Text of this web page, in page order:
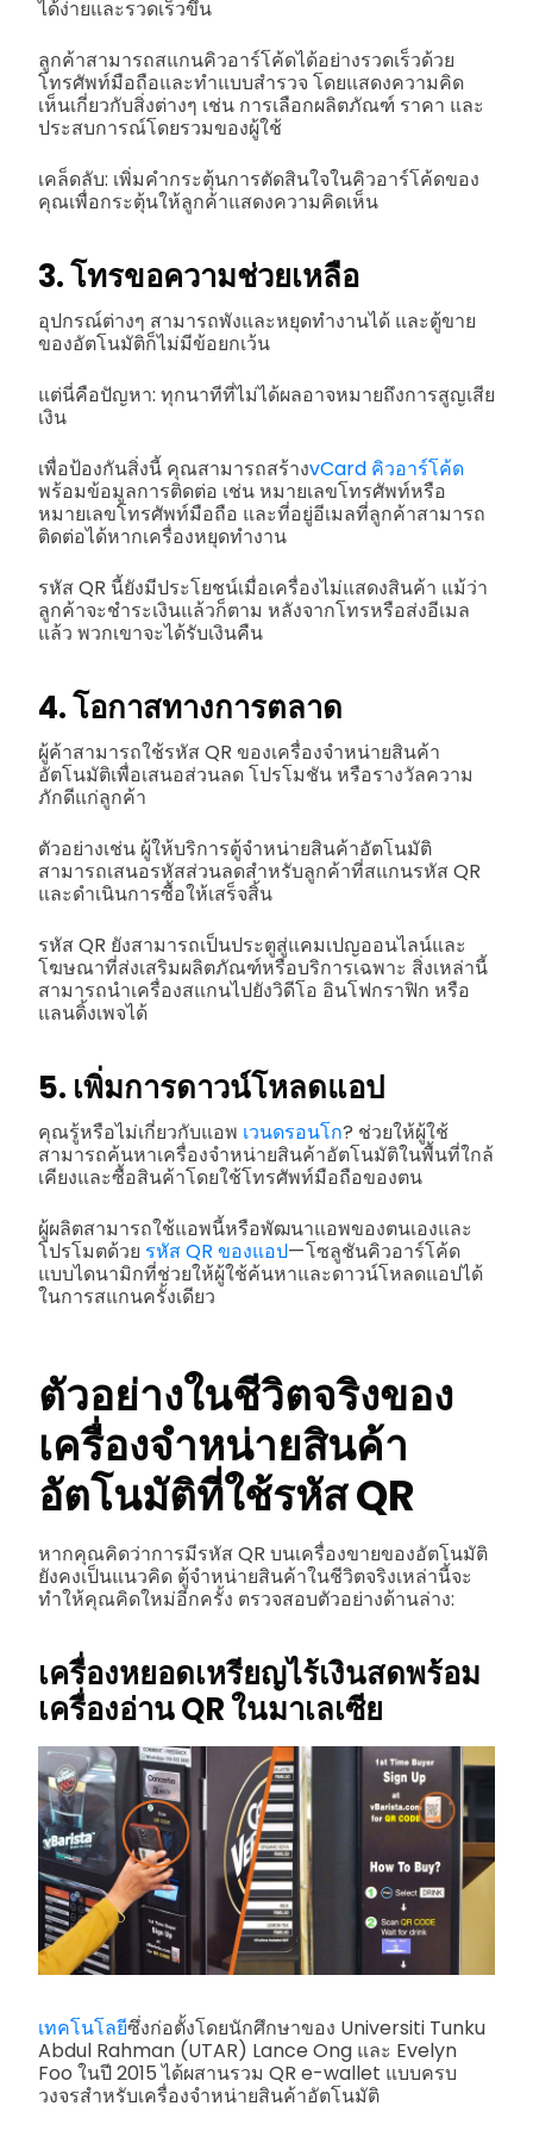
ได้ง่ายและรวดเร็วขึ้น
ลูกค้าสามารถสแกนคิวอาร์โค้ดได้อย่างรวดเร็วด้วย
โทรศัพท์มือถือและทำแบบสำรวจ โดยแสดงความคิด
เห็นเกี่ยวกับสิ่งต่างๆ เช่น การเลือกผลิตภัณฑ์ ราคา และ
ประสบการณ์โดยรวมของผู้ใช้
เคล็ดลับ: เพิ่มคำกระตุ้นการตัดสินใจในคิวอาร์โค้ดของ
คุณเพื่อกระตุ้นให้ลูกค้าแสดงความคิดเห็น
3. โทรขอความช่วยเหลือ
อุปกรณ์ต่างๆ สามารถพังและหยุดทำงานได้ และตู้ขาย
ของอัตโนมัติก็ไม่มีข้อยกเว้น
แต่นี่คือปัญหา: ทุกนาทีที่ไม่ได้ผลอาจหมายถึงการสูญเสีย
เงิน
เพื่อป้องกันสิ่งนี้ คุณสามารถสร้างvCard คิวอาร์โค้ด
พร้อมข้อมูลการติดต่อ เช่น หมายเลขโทรศัพท์หรือ
หมายเลขโทรศัพท์มือถือ และที่อยู่อีเมลที่ลูกค้าสามารถ
ติดต่อได้หากเครื่องหยุดทำงาน
รหัส QR นี้ยังมีประโยชน์เมื่อเครื่องไม่แสดงสินค้า แม้ว่า
ลูกค้าจะชำระเงินแล้วก็ตาม หลังจากโทรหรือส่งอีเมล
แล้ว พวกเขาจะได้รับเงินคืน
4. โอกาสทางการตลาด
ผู้ค้าสามารถใช้รหัส QR ของเครื่องจำหน่ายสินค้า
อัตโนมัติเพื่อเสนอส่วนลด โปรโมชัน หรือรางวัลความ
ภักดีแก่ลูกค้า
ตัวอย่างเช่น ผู้ให้บริการตู้จำหน่ายสินค้าอัตโนมัติ
สามารถเสนอรหัสส่วนลดสำหรับลูกค้าที่สแกนรหัส QR
และดำเนินการซื้อให้เสร็จสิ้น
รหัส QR ยังสามารถเป็นประตูสู่แคมเปญออนไลน์และ
โฆษณาที่ส่งเสริมผลิตภัณฑ์หรือบริการเฉพาะ สิ่งเหล่านี้
สามารถนำเครื่องสแกนไปยังวิดีโอ อินโฟกราฟิก หรือ
แลนดิ้งเพจได้
5. เพิ่มการดาวน์โหลดแอป
คุณรู้หรือไม่เกี่ยวกับแอพ เวนดรอนโก? ช่วยให้ผู้ใช้
สามารถค้นหาเครื่องจำหน่ายสินค้าอัตโนมัติในพื้นที่ใกล้
เคียงและซื้อสินค้าโดยใช้โทรศัพท์มือถือของตน
ผู้ผลิตสามารถใช้แอพนี้หรือพัฒนาแอพของตนเองและ
โปรโมตด้วย รหัส QR ของแอป— โซลูชันคิวอาร์โค้ด
แบบไดนามิกที่ช่วยให้ผู้ใช้ค้นหาและดาวน์โหลดแอปได้
ในการสแกนครั้งเดียว
ตัวอย่างในชีวิตจริงของ
เครื่องจำหน่ายสินค้า
อัตโนมัติที่ใช้รหัส QR
หากคุณคิดว่าการมีรหัส QR บนเครื่องขายของอัตโนมัติ
ยังคงเป็นแนวคิด ตู้จำหน่ายสินค้าในชีวิตจริงเหล่านี้จะ
ทำให้คุณคิดใหม่อีกครั้ง ตรวจสอบตัวอย่างด้านล่าง:
เครื่องหยอดเหรียญไร้เงินสดพร้อม
เครื่องอ่าน QR ในมาเลเซีย
เทคโนโลยีซึ่งก่อตั้งโดยนักศึกษาของ Universiti Tunku
Abdul Rahman (UTAR) Lance Ong และ Evelyn
Foo ในปี 2015 ได้ผสานรวม QR e-wallet แบบครบ
วงจรสำหรับเครื่องจำหน่ายสินค้าอัตโนมัติ